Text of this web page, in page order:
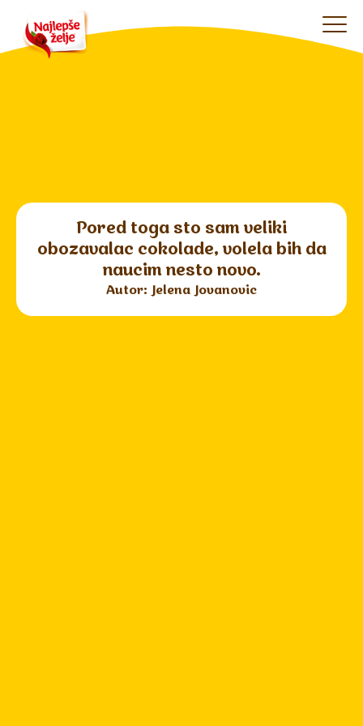
Pored toga sto sam veliki
obozavalac cokolade, volela bih da
naucim nesto novo.
Autor: Jelena Jovanovic